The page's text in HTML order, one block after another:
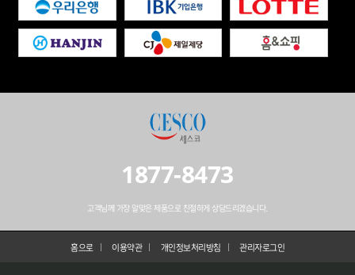
1877-8473
고객님께 가장 알맞은 제품으로 친절하게 상담드리겠습니다.
홈으로 이용약관 개인정보처리방침 관리자로그인